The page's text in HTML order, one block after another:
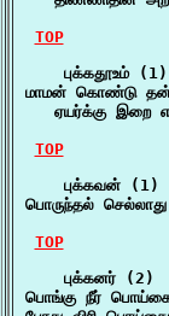
TOP
    புக்கதூஉம் (1)
மாமன் கொண்டு தன்
ஏயர்க்கு இறை
TOP
    புக்கவன் (1)
பொருந்தல்
TOP
    புக்கனர் (2)
பொங்கு நீர்